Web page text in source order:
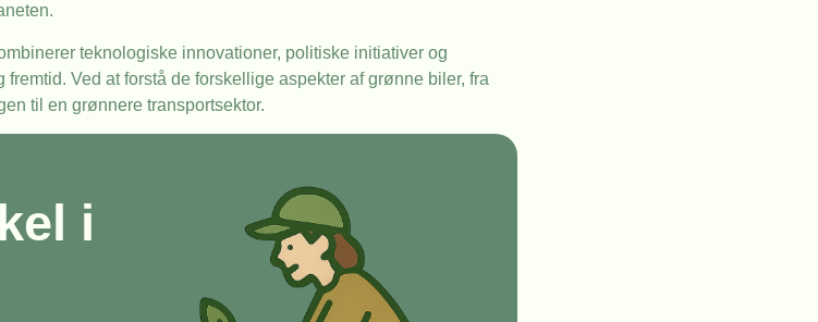
teknologiske innovationer, politiske initiativer og
Ved at forstå de forskellige aspekter af grønne biler, fra
til en grønnere transportsektor.
i